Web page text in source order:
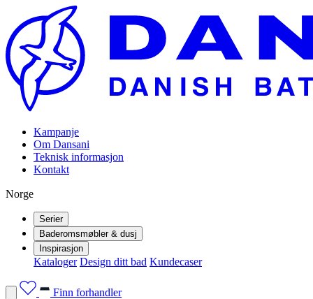
Kampanje
Om Dansani
Teknisk informasjon
Kontakt
Norge
Serier
Baderomsmøbler & dusj
Inspirasjon
Kataloger Design ditt bad Kundecaser
Finn forhandler